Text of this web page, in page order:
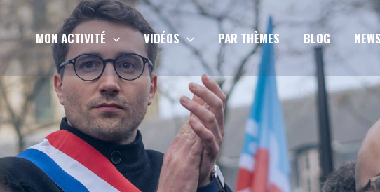
MON ACTIVITÉ VIDÉOS PAR THÈMES BLOG